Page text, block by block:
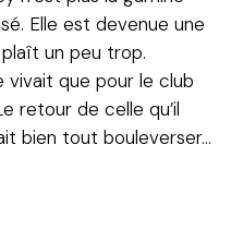
Elle est devenue une
un peu trop.
vivait que pour le club
retour de celle qu’il
bien tout bouleverser…